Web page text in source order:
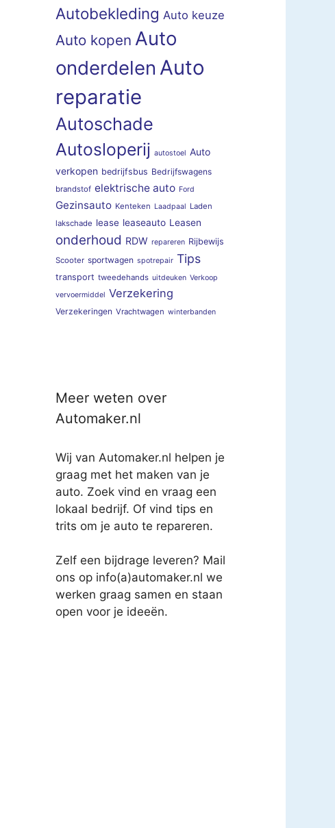
Autobekleding Auto keuze
Auto kopen Auto
onderdelen Auto
reparatie
Autoschade
Autosloperij autostoel Auto
verkopen bedrijfsbus Bedrijfswagens
brandstof elektrische auto Ford
Gezinsauto Kenteken Laadpaal Laden
lakschade lease leaseauto Leasen
onderhoud RDW repareren Rijbewijs
Scooter sportwagen spotrepair Tips
transport tweedehands uitdeuken Verkoop
vervoermiddel Verzekering
Verzekeringen Vrachtwagen winterbanden
Meer weten over
Automaker.nl
Wij van Automaker.nl helpen je
graag met het maken van je
auto. Zoek vind en vraag een
lokaal bedrijf. Of vind tips en
trits om je auto te repareren.
Zelf een bijdrage leveren? Mail
ons op info(a)automaker.nl we
werken graag samen en staan
open voor je ideeën.